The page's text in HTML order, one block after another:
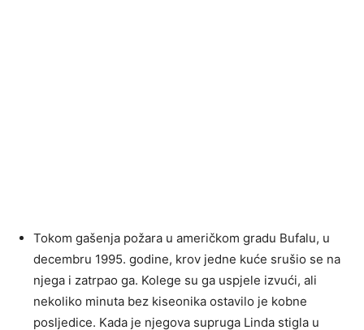
Tokom gašenja požara u američkom gradu Bufalu, u
decembru 1995. godine, krov jedne kuće srušio se na
njega i zatrpao ga. Kolege su ga uspjele izvući, ali
nekoliko minuta bez kiseonika ostavilo je kobne
posljedice. Kada je njegova supruga Linda stigla u